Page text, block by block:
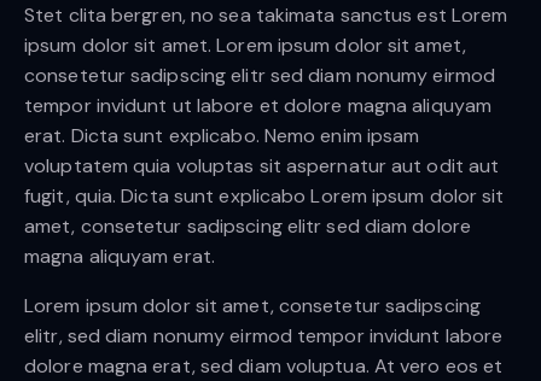
Stet clita bergren, no sea takimata sanctus est Lorem
ipsum dolor sit amet. Lorem ipsum dolor sit amet,
consetetur sadipscing elitr sed diam nonumy eirmod
tempor invidunt ut labore et dolore magna aliquyam
erat. Dicta sunt explicabo. Nemo enim ipsam
voluptatem quia voluptas sit aspernatur aut odit aut
fugit, quia. Dicta sunt explicabo Lorem ipsum dolor sit
amet, consetetur sadipscing elitr sed diam dolore
magna aliquyam erat.
Lorem ipsum dolor sit amet, consetetur sadipscing
elitr, sed diam nonumy eirmod tempor invidunt labore
dolore magna erat, sed diam voluptua. At vero eos et